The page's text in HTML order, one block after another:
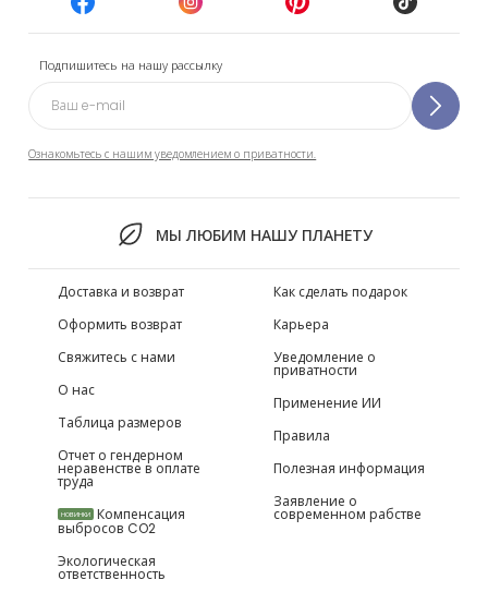
Подпишитесь на нашу рассылку
Ознакомьтесь с нашим уведомлением о приватности.
МЫ ЛЮБИМ НАШУ ПЛАНЕТУ
Доставка и возврат
Оформить возврат
Свяжитесь с нами
О нас
Таблица размеров
Отчет о гендерном
неравенстве в оплате
труда
НОВИНКИ Компенсация
выбросов CO2
Экологическая
ответственность
Как сделать подарок
Карьера
Уведомление о
приватности
Применение ИИ
Правила
Полезная информация
Заявление о
современном рабстве